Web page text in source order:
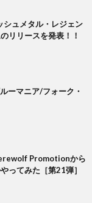
シュメタル・レジェン
リリースを発表！！
ーマニア/フォーク・
Promotionから
ってみた［第21弾］